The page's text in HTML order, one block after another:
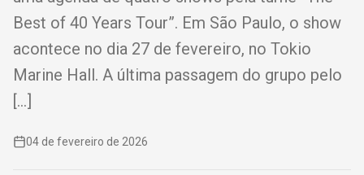
Best of 40 Years Tour”. Em São Paulo, o show
acontece no dia 27 de fevereiro, no Tokio
Marine Hall. A última passagem do grupo pelo
[…]
04 de fevereiro de 2026